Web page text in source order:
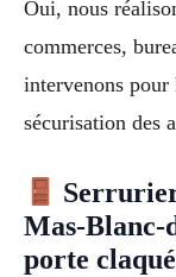
Oui, nous
commerces,
intervenons pour
sécurisation des
Mas-Blanc-
porte